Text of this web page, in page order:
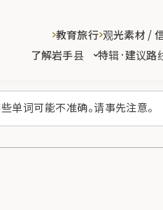
单词可能不准确。请事先注意。
了解岩手县 特辑·建议路
教育旅行 观光素材 /